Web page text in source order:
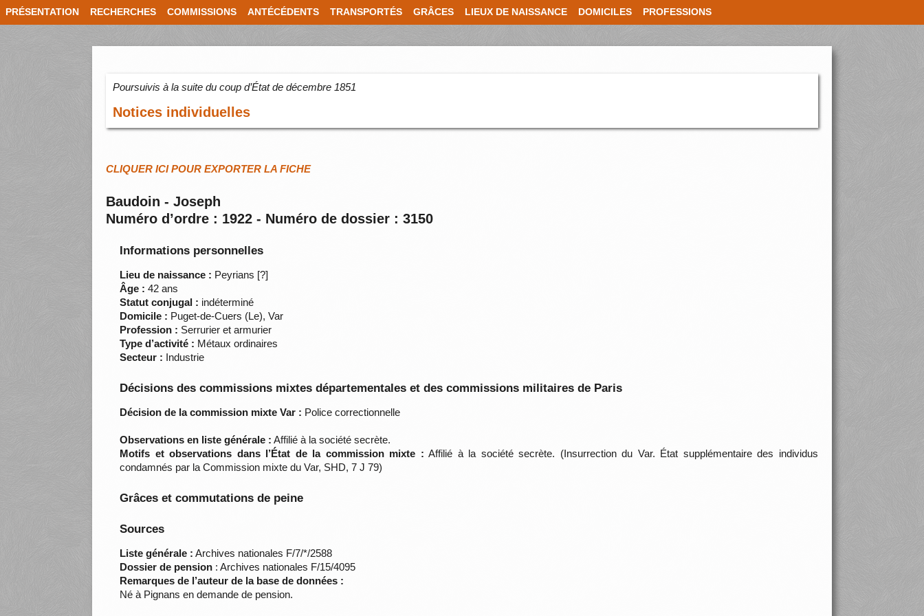
PRÉSENTATION RECHERCHES COMMISSIONS ANTÉCÉDENTS TRANSPORTÉS GRÂCES LIEUX DE NAISSANCE DOMICILES PROFESSIONS
Poursuivis à la suite du coup d’État de décembre 1851
Notices individuelles
CLIQUER ICI POUR EXPORTER LA FICHE
Baudoin - Joseph
Numéro d’ordre : 1922 - Numéro de dossier : 3150
Informations personnelles
Lieu de naissance : Peyrians [?]
Âge : 42 ans
Statut conjugal : indéterminé
Domicile : Puget-de-Cuers (Le), Var
Profession : Serrurier et armurier
Type d’activité : Métaux ordinaires
Secteur : Industrie
Décisions des commissions mixtes départementales et des commissions militaires de Paris
Décision de la commission mixte Var : Police correctionnelle
Observations en liste générale : Affilié à la société secrète.
Motifs et observations dans l’État de la commission mixte : Affilié à la société secrète. (Insurrection du Var. État supplémentaire des individus
condamnés par la Commission mixte du Var, SHD, 7 J 79)
Grâces et commutations de peine
Sources
Liste générale : Archives nationales F/7/*/2588
Dossier de pension : Archives nationales F/15/4095
Remarques de l’auteur de la base de données :
Né à Pignans en demande de pension.